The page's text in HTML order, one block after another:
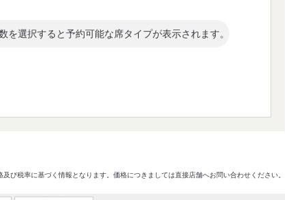
を選択すると予約可能な席タイプが表示されます。
び税率に基づく情報となります。価格につきましては直接店舗へお問い合わせください。